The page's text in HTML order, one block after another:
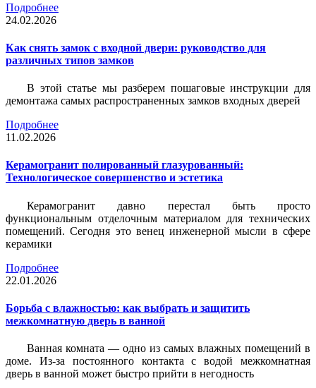
Подробнее
24.02.2026
Как снять замок с входной двери: руководство для
различных типов замков
В этой статье мы разберем пошаговые инструкции для
демонтажа самых распространенных замков входных дверей
Подробнее
11.02.2026
Керамогранит полированный глазурованный:
Технологическое совершенство и эстетика
Керамогранит давно перестал быть просто
функциональным отделочным материалом для технических
помещений. Сегодня это венец инженерной мысли в сфере
керамики
Подробнее
22.01.2026
Борьба с влажностью: как выбрать и защитить
межкомнатную дверь в ванной
Ванная комната — одно из самых влажных помещений в
доме. Из-за постоянного контакта с водой межкомнатная
дверь в ванной может быстро прийти в негодность